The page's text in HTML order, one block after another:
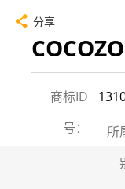
分享
商标ID
号：
所